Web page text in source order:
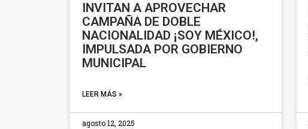
INVITAN A APROVECHAR
CAMPAÑA DE DOBLE
NACIONALIDAD ¡SOY MÉXICO!,
IMPULSADA POR GOBIERNO
MUNICIPAL
LEER MÁS »
agosto 12, 2025